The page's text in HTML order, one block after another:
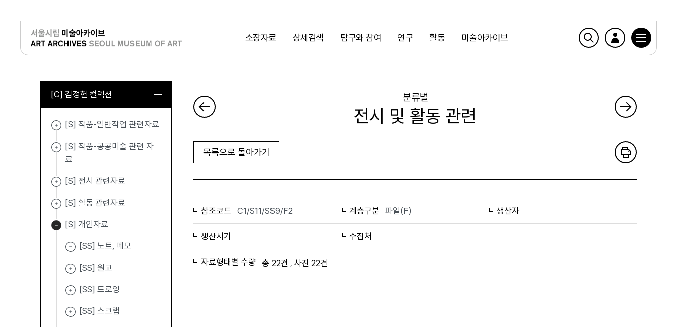
소장자료 상세검색 탐구와 참여 연구 활동 미술아카이브
검색
로그인
[C] 김정헌 컬렉션
[S] 작품-일반작업 관련자료
[S] 작품-공공미술 관련 자
료
[S] 전시 관련자료
[S] 활동 관련자료
[S] 개인자료
[SS] 노트, 메모
[SS] 원고
[SS] 드로잉
[SS] 스크랩
분류별
전시 및 활동 관련
목록으로 돌아가기
참조코드 C1/S11/SS9/F2 계층구분 파일(F) 생산자
생산시기 수집처
자료형태별 수량 총 22건 ,사진 22건